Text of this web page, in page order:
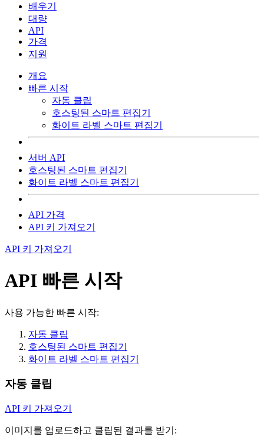
배우기
대량
API
가격
지원
개요
빠른 시작
자동 클립
호스팅된 스마트 편집기
화이트 라벨 스마트 편집기
서버 API
호스팅된 스마트 편집기
화이트 라벨 스마트 편집기
API 가격
API 키 가져오기
API 키 가져오기
API 빠른 시작
사용 가능한 빠른 시작:
자동 클립
호스팅된 스마트 편집기
화이트 라벨 스마트 편집기
자동 클립
API 키 가져오기
이미지를 업로드하고 클립된 결과를 받기: